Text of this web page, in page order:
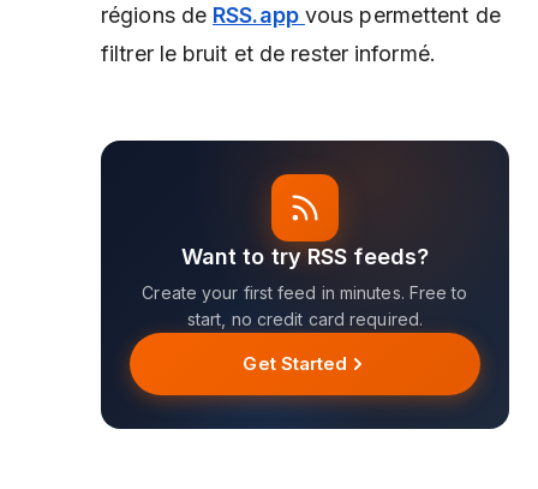
régions de RSS.app vous permettent de
filtrer le bruit et de rester informé.
Want to try RSS feeds?
Create your first feed in minutes. Free to
start, no credit card required.
Get Started